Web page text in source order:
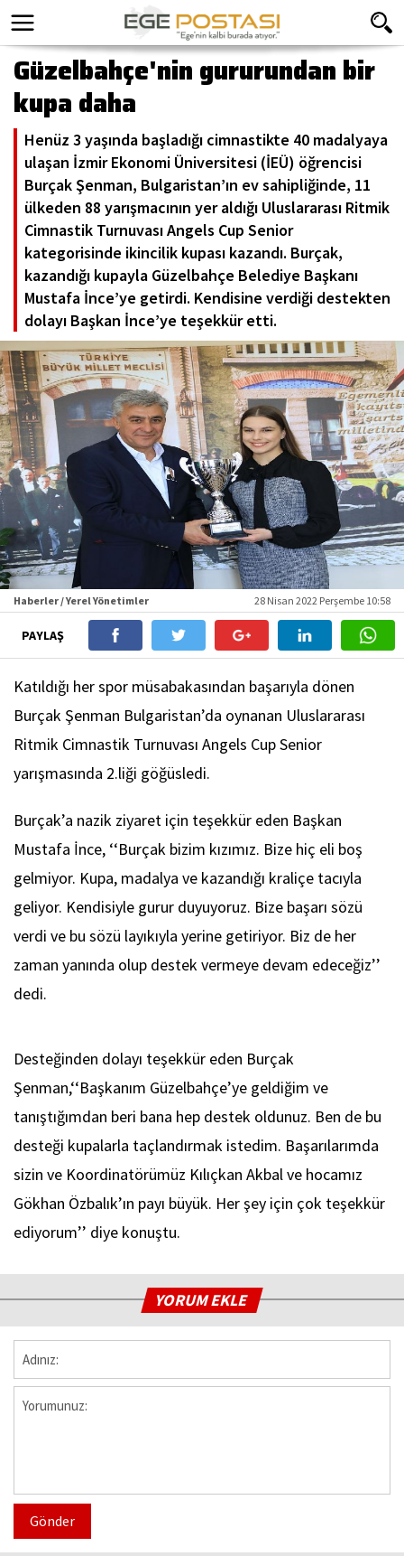
Güzelbahçe'nin gururundan bir
kupa daha
Henüz 3 yaşında başladığı cimnastikte 40 madalyaya
ulaşan İzmir Ekonomi Üniversitesi (İEÜ) öğrencisi
Burçak Şenman, Bulgaristan’ın ev sahipliğinde, 11
ülkeden 88 yarışmacının yer aldığı Uluslararası Ritmik
Cimnastik Turnuvası Angels Cup Senior
kategorisinde ikincilik kupası kazandı. Burçak,
kazandığı kupayla Güzelbahçe Belediye Başkanı
Mustafa İnce’ye getirdi. Kendisine verdiği destekten
dolayı Başkan İnce’ye teşekkür etti.
Haberler / Yerel Yönetimler 28 Nisan 2022 Perşembe 10:58
PAYLAŞ
Katıldığı her spor müsabakasından başarıyla dönen
Burçak Şenman Bulgaristan’da oynanan Uluslararası
Ritmik Cimnastik Turnuvası Angels Cup Senior
yarışmasında 2.liği göğüsledi.
Burçak’a nazik ziyaret için teşekkür eden Başkan
Mustafa İnce, ‘‘Burçak bizim kızımız. Bize hiç eli boş
gelmiyor. Kupa, madalya ve kazandığı kraliçe tacıyla
geliyor. Kendisiyle gurur duyuyoruz. Bize başarı sözü
verdi ve bu sözü layıkıyla yerine getiriyor. Biz de her
zaman yanında olup destek vermeye devam edeceğiz’’
dedi.
Desteğinden dolayı teşekkür eden Burçak
Şenman,‘‘Başkanım Güzelbahçe’ye geldiğim ve
tanıştığımdan beri bana hep destek oldunuz. Ben de bu
desteği kupalarla taçlandırmak istedim. Başarılarımda
sizin ve Koordinatörümüz Kılıçkan Akbal ve hocamız
Gökhan Özbalık’ın payı büyük. Her şey için çok teşekkür
ediyorum’’ diye konuştu.
YORUM EKLE
Gönder